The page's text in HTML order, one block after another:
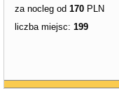
za nocleg od 170 PLN
liczba miejsc: 199